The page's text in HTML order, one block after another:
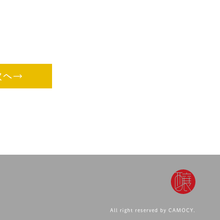
へ→
All right reserved by CAMOCY.